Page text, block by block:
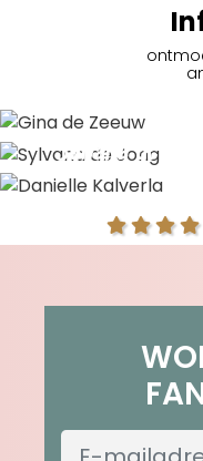
Sylvana de Jong